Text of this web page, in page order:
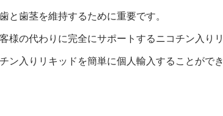
と歯茎を維持するために重要です。
の代わりに完全にサポートするニコチン入り
入りリキッドを簡単に個人輸入することができ